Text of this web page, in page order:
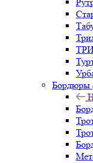
Бордюры